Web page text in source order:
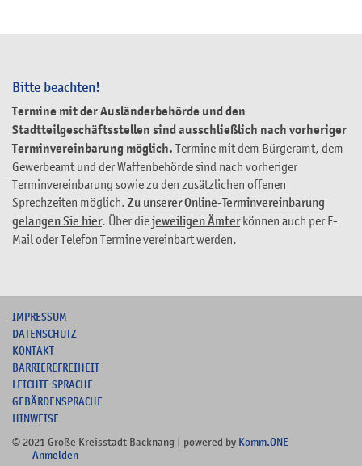
Bitte beachten!
Termine mit der Ausländerbehörde und den
Stadtteilgeschäftsstellen sind ausschließlich nach vorheriger
Terminvereinbarung möglich. Termine mit dem Bürgeramt, dem
Gewerbeamt und der Waffenbehörde sind nach vorheriger
Terminvereinbarung sowie zu den zusätzlichen offenen
Sprechzeiten möglich. Zu unserer Online-Terminvereinbarung
gelangen Sie hier. Über diejeweiligen Ämterkönnen auch per E-
Mail oder Telefon Termine vereinbart werden.
IMPRESSUM
DATENSCHUTZ
KONTAKT
BARRIEREFREIHEIT
LEICHTE SPRACHE
GEBÄRDENSPRACHE
HINWEISE
© 2021 Große Kreisstadt Backnang | powered by Komm.ONE
Anmelden